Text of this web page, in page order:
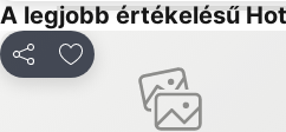
A legjobb értékelésű
MegosztásHozzáadás a